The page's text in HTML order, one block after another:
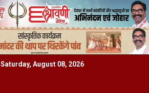
Saturday, August 08, 2026